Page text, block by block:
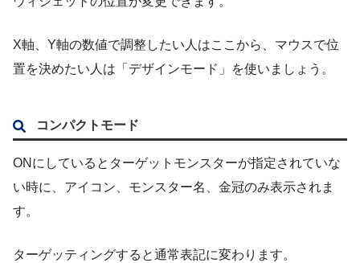
X軸、Y軸の数値で調整したい人はここから、マウスで位
置を決めたい人は「デザインモード」を使いましょう。
コンパクトモード
ONにしているとターゲットモンスターが指定されていな
い時に、アイコン、モンスター名、金冠のみ表示されま
す。
ターゲッティングすると通常表記に変わります。